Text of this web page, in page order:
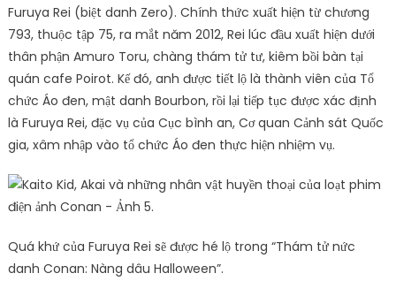
Furuya Rei (biệt danh Zero). Chính thức xuất hiện từ chương
793, thuộc tập 75, ra mắt năm 2012, Rei lúc đầu xuất hiện dưới
thân phận Amuro Toru, chàng thám tử tư, kiêm bồi bàn tại
quán cafe Poirot. Kế đó, anh được tiết lộ là thành viên của Tổ
chức Áo đen, mật danh Bourbon, rồi lại tiếp tục được xác định
là Furuya Rei, đặc vụ của Cục bình an, Cơ quan Cảnh sát Quốc
gia, xâm nhập vào tổ chức Áo đen thực hiện nhiệm vụ.
Quá khứ của Furuya Rei sẽ được hé lộ trong “Thám tử nức
danh Conan: Nàng dâu Halloween”.